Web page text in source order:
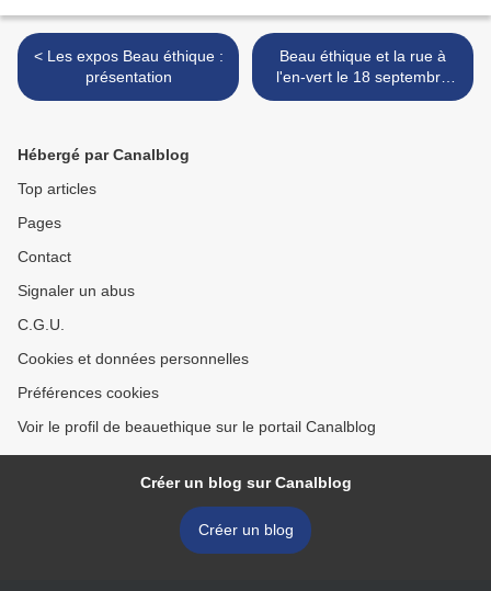
< Les expos Beau éthique :
présentation
Beau éthique et la rue à
l'en-vert le 18 septembre
2011 >
Hébergé par Canalblog
Top articles
Pages
Contact
Signaler un abus
C.G.U.
Cookies et données personnelles
Préférences cookies
Voir le profil de beauethique sur le portail Canalblog
Créer un blog sur Canalblog
Créer un blog